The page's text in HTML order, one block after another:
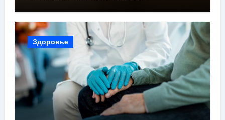
Здоровье